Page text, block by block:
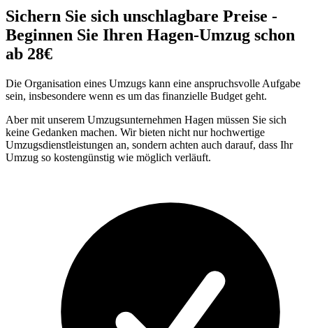
Sichern Sie sich unschlagbare Preise -
Beginnen Sie Ihren Hagen-Umzug schon
ab 28€
Die Organisation eines Umzugs kann eine anspruchsvolle Aufgabe
sein, insbesondere wenn es um das finanzielle Budget geht.
Aber mit unserem Umzugsunternehmen Hagen müssen Sie sich
keine Gedanken machen. Wir bieten nicht nur hochwertige
Umzugsdienstleistungen an, sondern achten auch darauf, dass Ihr
Umzug so kostengünstig wie möglich verläuft.